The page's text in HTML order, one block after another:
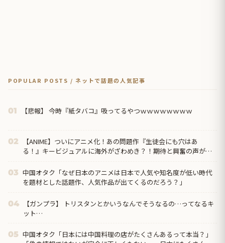
POPULAR POSTS / ネットで話題の人気記事
01 【悲報】 今時『紙タバコ』吸ってるやつｗｗｗｗｗｗｗｗ
02
【ANIME】ついにアニメ化！あの問題作『生徒会にも穴はあ
る！』キービジュアルに海外がざわめき？！期待と興奮の声が
03 中国オタク「なぜ日本のアニメは日本で人気や知名度が低い時代
を題材とした話題作、人気作品が出てくるのだろう？」
04
【ガンプラ】 トリスタンとかいうなんでそうなるの…ってなるキ
ット…
05 中国オタク「日本には中国料理の店がたくさんあるって本当？」